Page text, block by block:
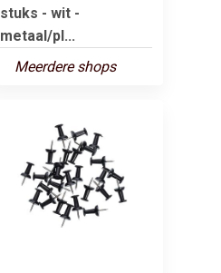
stuks - wit -
metaal/pl...
Meerdere shops